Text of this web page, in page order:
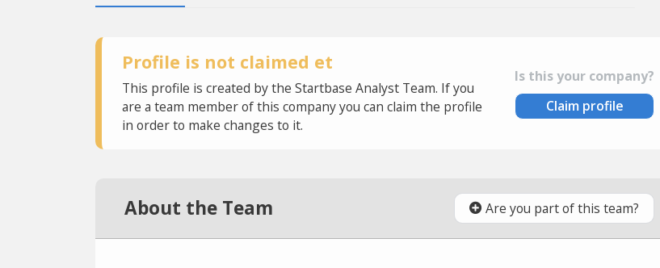
Profile is not claimed et
This profile is created by the Startbase Analyst Team. If you
are a team member of this company you can claim the profile
in order to make changes to it.
Is this your company?
Claim profile
About the Team Are you part of this team?